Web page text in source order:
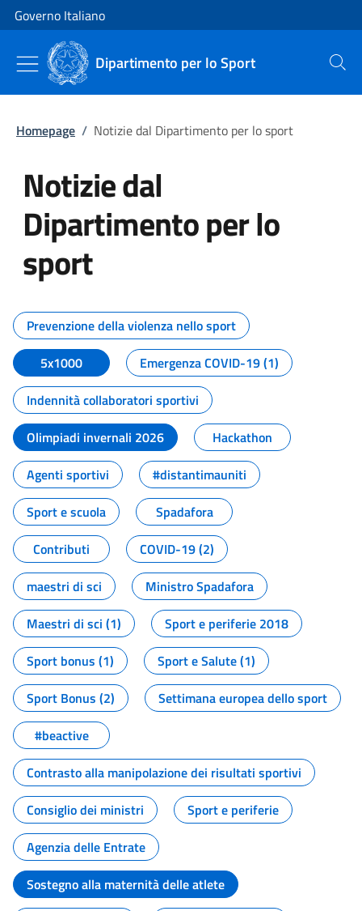
Vai al contenuto
Vai alla navigazione del sito
Governo Italiano
Dipartimento per lo Sport Cerca
Homepage / Notizie dal Dipartimento per lo sport
Notizie dal
Dipartimento per lo
sport
Tutti i contenuti della pagina
Prevenzione della violenza nello sport
5x1000
Emergenza COVID-19 (1)
Indennità collaboratori sportivi
Olimpiadi invernali 2026
Hackathon
Agenti sportivi
#distantimauniti
Sport e scuola
Spadafora
Contributi
COVID-19 (2)
maestri di sci
Ministro Spadafora
Maestri di sci (1)
Sport e periferie 2018
Sport bonus (1)
Sport e Salute (1)
Sport Bonus (2)
Settimana europea dello sport
#beactive
Contrasto alla manipolazione dei risultati sportivi
Consiglio dei ministri
Sport e periferie
Agenzia delle Entrate
Sostegno alla maternità delle atlete